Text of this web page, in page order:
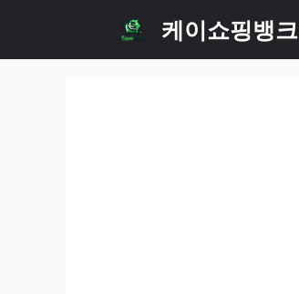
content
케이쇼핑뱅크